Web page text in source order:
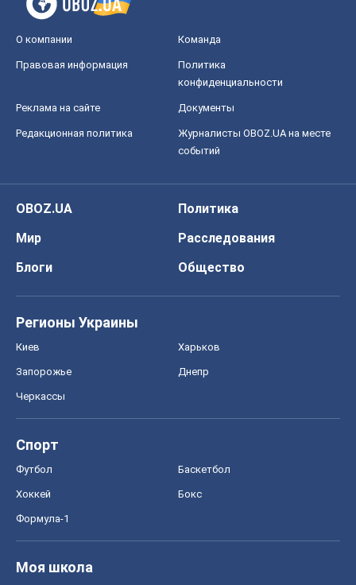
О компании Команда
Правовая информация
Политика
конфиденциальности
Реклама на сайте Документы
Редакционная политика
Журналисты OBOZ.UA на месте
событий
OBOZ.UA
Политика
Мир
Расследования
Блоги
Общество
Регионы Украины
Киев Харьков
Запорожье Днепр
Черкассы
Спорт
Футбол Баскетбол
Хоккей Бокс
Формула-1
Моя школа